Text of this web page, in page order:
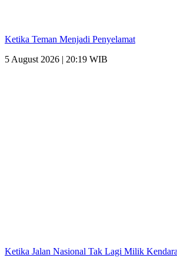
Ketika Teman Menjadi Penyelamat
5 August 2026 | 20:19 WIB
Ketika Jalan Nasional Tak Lagi Milik